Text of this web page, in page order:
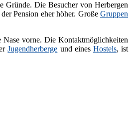
Gründe. Die Besucher von Herbergen
Pension eher höher. GroßeGruppen
Nase vorne. Die Kontaktmöglichkeiten
Jugendherberge und eines Hostels, ist